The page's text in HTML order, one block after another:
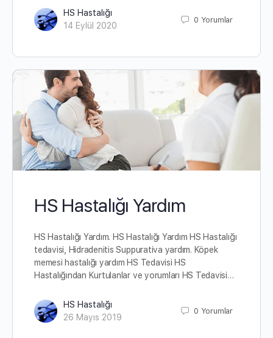
HS Hastalığı
14 Eylül 2020
0 Yorumlar
HS Hastalığı Yardım
HS Hastalığı Yardım. HS Hastalığı Yardım HS Hastalığı
tedavisi, Hidradenitis Suppurativa yardım. Köpek
memesi hastalığı yardım HS Tedavisi HS
Hastalığından Kurtulanlar ve yorumları HS Tedavisi…
HS Hastalığı
26 Mayıs 2019
0 Yorumlar